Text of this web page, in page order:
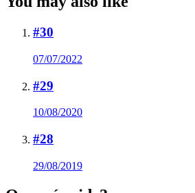
#30
07/07/2022
#29
10/08/2020
#28
29/08/2019